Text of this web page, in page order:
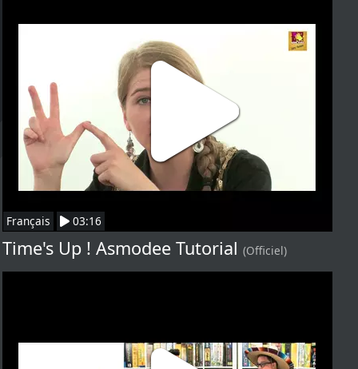
Français 03:16
Time's Up ! Asmodee Tutorial (Officiel)